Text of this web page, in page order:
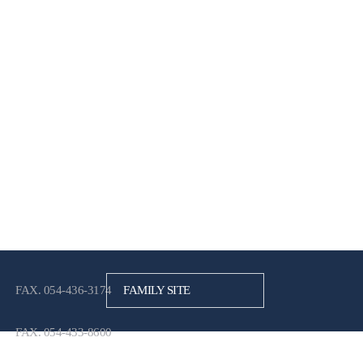
FAX. 054-436-3174
FAX. 054-433-8600
FAMILY SITE